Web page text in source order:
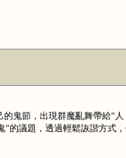
鬼節，出現群魔亂舞帶給”人
的議題，透過輕鬆詼諧方式